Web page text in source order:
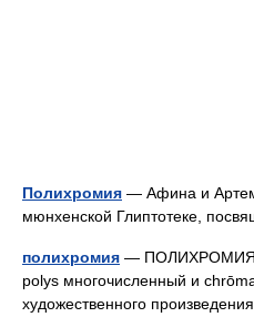
Полихромия — Афина и
мюнхенской Глиптотеке,
полихромия — ПОЛИХРОМИЯ,
polys многочисленный и
художественного